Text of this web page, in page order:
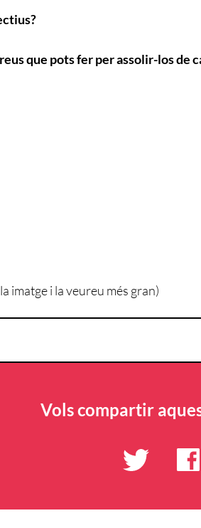
que pots fer per assolir-los de
imatge i la veureu més gran)
Vols compartir